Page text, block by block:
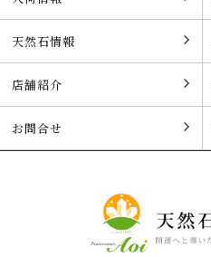
天然石情報
店舗紹介
お問合せ